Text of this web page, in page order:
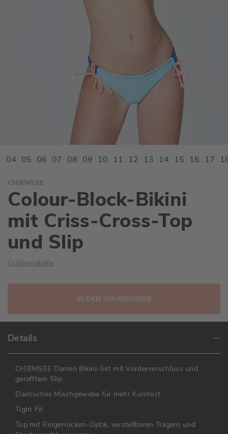
Anfang
der
Bildgalerie
springen
CHIEMSEE
Colour-Block-Bikini
mit Criss-Cross-Top
und Slip
Größentabelle
IN DEN WARENKORB
Details
CHIEMSEE Damen Bikini-Set mit Vorderverschluss und
gerafftem Slip
Elastisches Mischgewebe für mehr Komfort
Tight Fit
Top mit Ringerrücken-Optik, verstellbaren Trägern und